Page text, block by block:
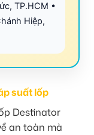
TP.HCM •
Hiệp,
suất lốp
Destinator
an toàn mà